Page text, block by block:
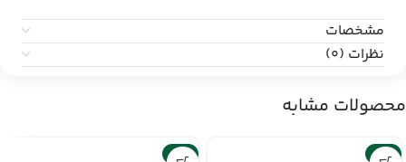
مشخصات
نظرات (0)
محصولات مشابه
-6%
-6%